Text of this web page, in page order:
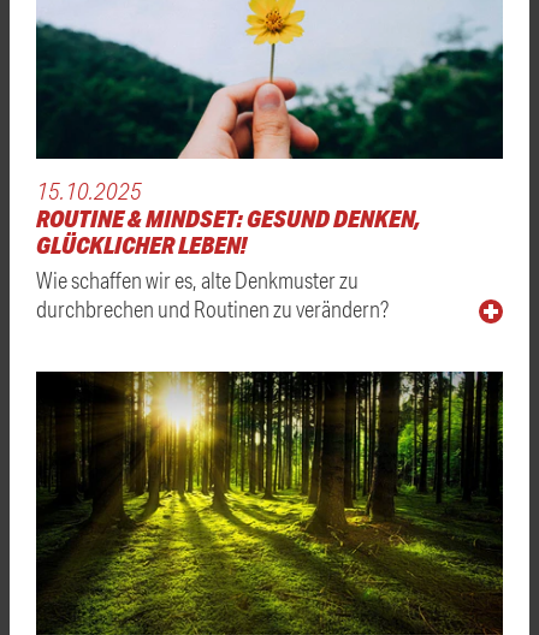
15.10.2025
ROUTINE & MINDSET: GESUND DENKEN,
GLÜCKLICHER LEBEN!
Wie schaffen wir es, alte Denkmuster zu
durchbrechen und Routinen zu verändern?